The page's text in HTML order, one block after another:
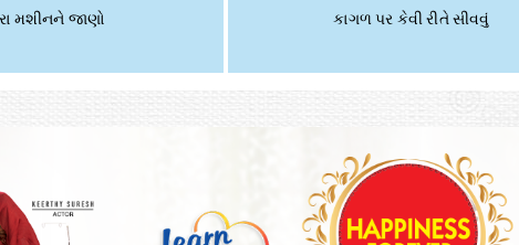
મશીનને જાણો કાગળ પર કેવી રીતે સીવવું